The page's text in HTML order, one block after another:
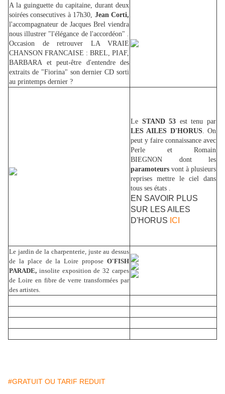
A la guinguette du capitaine, durant deux
soirées consecutives à 17h30, Jean Corti,
l'accompagnateur de Jacques Brel viendra
nous illustrer "l'élégance de l'accordéon" .
Occasion de retrouver LA VRAIE
CHANSON FRANCAISE : BREL, PIAF,
BARBARA et peut-être d'entendre des
extraits de "Fiorina" son dernier CD sorti
au printemps dernier ?
Le STAND 53 est tenu par
LES AILES D'HORUS. On
peut y faire connaissance avec
Perle et Romain
BIEGNON dont les
paramoteurs vont à plusieurs
reprises mettre le ciel dans
tous ses états .
EN SAVOIR PLUS
SUR LES AILES
D'HORUS ICI
Le jardin de la charpenterie, juste au dessus
de la place de la Loire propose O'FISH
PARADE, insolite exposition de 32 carpes
de Loire en fibre de verre transformées par
des artistes.
#GRATUIT OU TARIF REDUIT